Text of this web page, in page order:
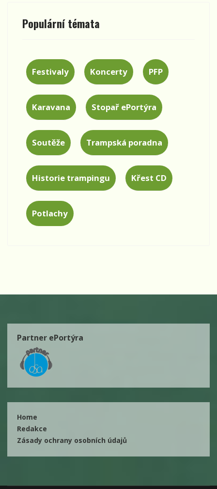
Populární témata
Festivaly Koncerty PFP
Karavana Stopař ePortýra
Soutěže Trampská poradna
Historie trampingu Křest CD
Potlachy
Partner ePortýra
Home
Redakce
Zásady ochrany osobních údajů